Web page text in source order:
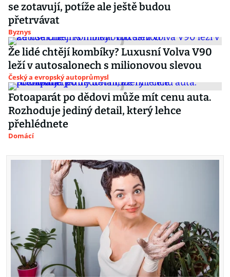
se zotavují, potíže ale ještě budou
přetrvávat
Byznys
Že lidé chtějí kombíky? Luxusní Volva V90
leží v autosalonech s milionovou slevou
Český a evropský autoprůmysl
Fotoaparát po dědovi může mít cenu auta.
Rozhoduje jediný detail, který lehce
přehlédnete
Domácí